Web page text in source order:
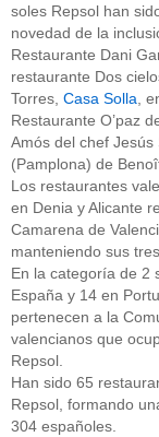
soles Repsol han
novedad de la
Restaurante Dani
restaurante Dos
Torres, Casa Solla ,
Restaurante O’paz
Amós del chef Jesús
(Pamplona) de
Los restaurantes
en Denia y Alicante
Camarena de
manteniendo sus
En la categoría de 2
España y 14 en
pertenecen a la
valencianos que
Repsol.
Han sido 65
Repsol, formando
304 españoles.